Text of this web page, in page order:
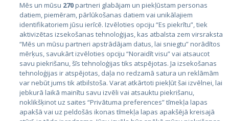
Valstis
Igaunija
Latvija
Lietuva
Mēs un mūsu 270partneri glabājam un piekļūstam personas
datiem, piemēram, pārlūkošanas datiem vai unikālajiem
identifikatoriem jūsu ierīcē. Izvēloties opciju “Es piekrītu”, tiek
aktivizētas izsekošanas tehnoloģijas, kas atbalsta zem virsraksta
“Mēs un mūsu partneri apstrādājam datus, lai sniegtu” norādītos
mērķus, savukārt izvēloties opciju “Noraidīt visu” vai atsaucot
savu piekrišanu, šīs tehnoloģijas tiks atspējotas. Ja izsekošanas
tehnoloģijas ir atspējotas, daļa no redzamā satura un reklāmām
var nebūt jums tik atbilstoša. Varat atkārtoti piekļūt šai izvēlnei, lai
jebkurā laikā mainītu savu izvēli vai atsauktu piekrišanu,
noklikšķinot uz saites “Privātuma preferences” tīmekļa lapas
apakšā vai uz peldošās ikonas tīmekļa lapas apakšējā kreisajā